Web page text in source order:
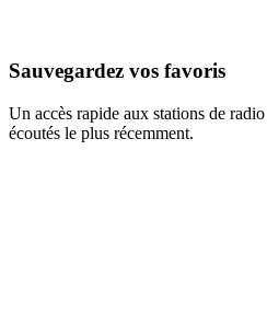
Sauvegardez vos favoris
Un accès rapide aux stations de
écoutés le plus récemment.